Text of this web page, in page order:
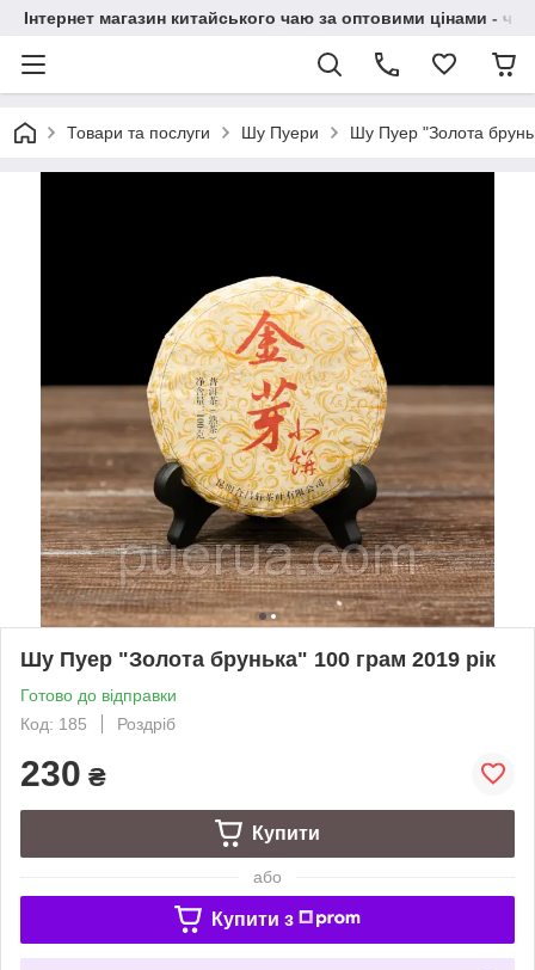
Інтернет магазин китайського чаю за оптовими цінами -
Товари та послуги Шу Пуери Шу Пуер "Золота
Шу Пуер "Золота брунька" 100 грам 2019 рік
Готово до відправки
Код: 185
Роздріб
230 ₴
Купити
або
Купити з